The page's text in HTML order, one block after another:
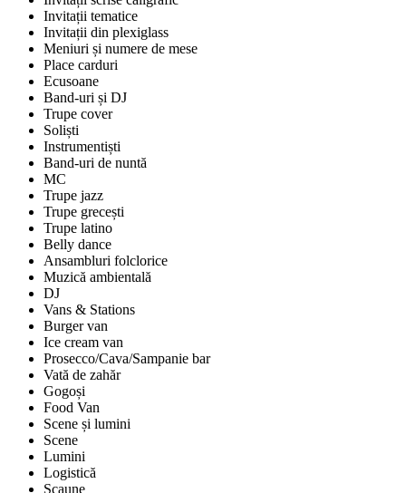
Invitații tematice
Invitații din plexiglass
Meniuri și numere de mese
Place carduri
Ecusoane
Band-uri și DJ
Trupe cover
Soliști
Instrumentiști
Band-uri de nuntă
MC
Trupe jazz
Trupe grecești
Trupe latino
Belly dance
Ansambluri folclorice
Muzică ambientală
DJ
Vans & Stations
Burger van
Ice cream van
Prosecco/Cava/Sampanie bar
Vată de zahăr
Gogoși
Food Van
Scene și lumini
Scene
Lumini
Logistică
Scaune